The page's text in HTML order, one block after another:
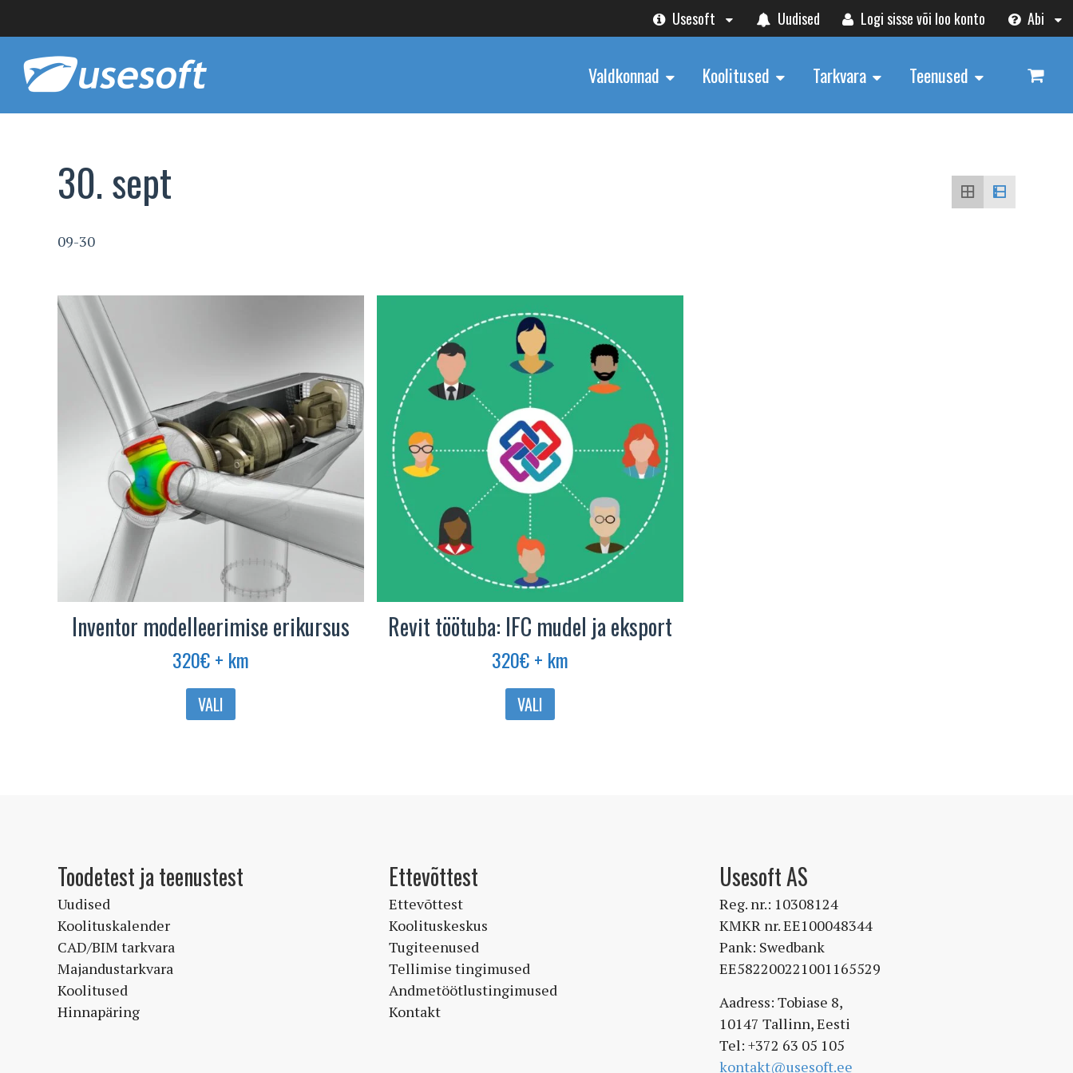
Usesoft Uudised Logi sisse või loo konto Abi
Valdkonnad Koolitused Tarkvara Teenused
30. sept
09-30
Inventor modelleerimise erikursus
320€+ km
VALI
Sellel
Revit töötuba: IFC mudel ja eksport
320€ + km
VALI
Sellel
Toodetest ja teenustest
Uudised
Koolituskalender
CAD/BIM tarkvara
Majandustarkvara
Koolitused
Hinnapäring
Ettevõttest
Ettevõttest
Koolituskeskus
Tugiteenused
Tellimise tingimused
Andmetöötlustingimused
Kontakt
Usesoft AS
Reg. nr.: 10308124
KMKR nr. EE100048344
Pank: Swedbank
EE582200221001165529
Aadress: Tobiase 8,
10147 Tallinn, Eesti
Tel: +372 63 05 105
kontakt@usesoft.ee